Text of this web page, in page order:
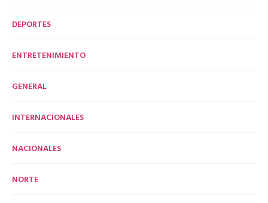
DEPORTES
ENTRETENIMIENTO
GENERAL
INTERNACIONALES
NACIONALES
NORTE